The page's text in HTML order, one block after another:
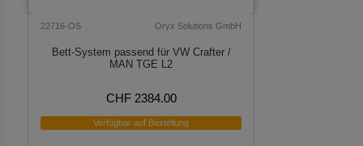
22716-OS Oryx Solutions GmbH
Bett-System passend für VW Crafter /
MAN TGE L2
CHF 2384.00
Verfügbar auf Bestellung